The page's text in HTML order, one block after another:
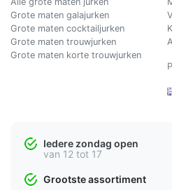
Grote maten galajurken
Grote maten cocktailjurken
Grote maten trouwjurken
Grote maten korte trouwjurken
Iedere zondag open
van 12 tot 17
Grootste assortiment